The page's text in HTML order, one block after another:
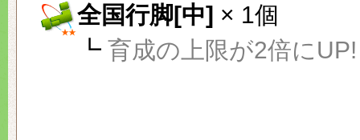
全国行脚[中] × 1個
┗ 育成の上限が2倍にUP!